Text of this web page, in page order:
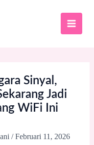
Sinyal,
Jadi
WiFi Ini
/Februari 11, 2026